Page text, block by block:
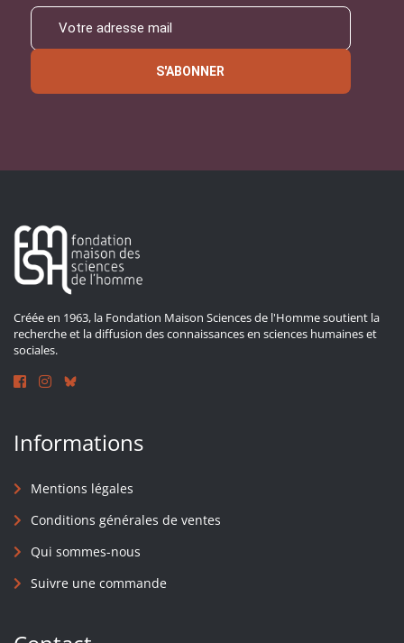
S'ABONNER
Créée en 1963, la Fondation Maison Sciences de l'Homme soutient la
recherche et la diffusion des connaissances en sciences humaines et
sociales.
Informations
Mentions légales
Conditions générales de ventes
Qui sommes-nous
Suivre une commande